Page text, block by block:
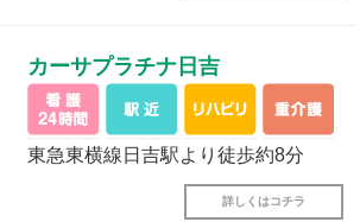
カーサプラチナ日吉
東急東横線日吉駅より徒歩約8分
詳しくはコチラ